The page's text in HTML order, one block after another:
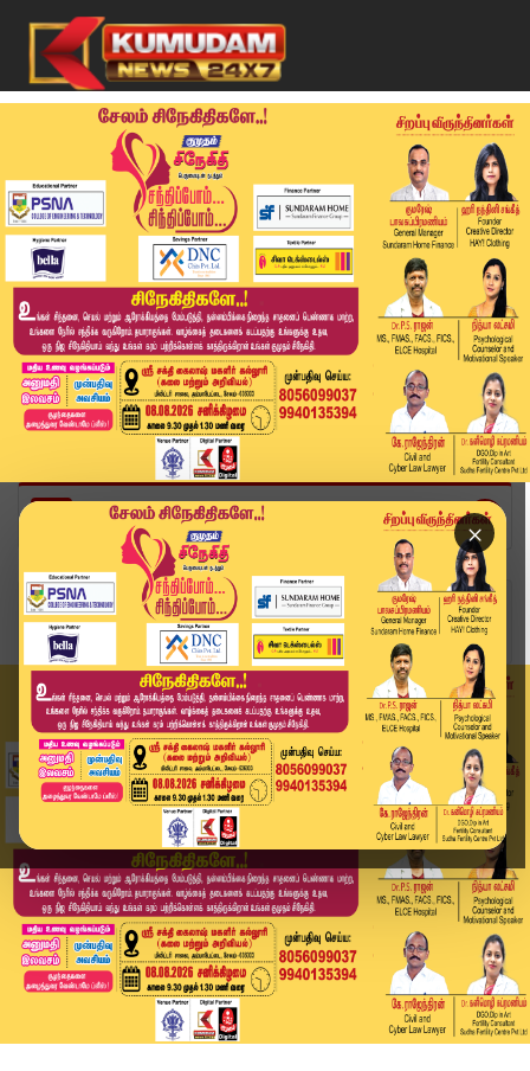
×
Home
வீடியோ ஸ்டோரி
நீதிபதி சுவாமிநாதனை பதவி நீக்க கோரிக்கை | Madur...